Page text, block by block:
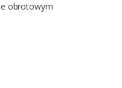
obrotowym